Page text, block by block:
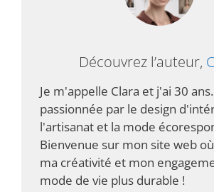
Découvrez l’auteur,
Je m'appelle Clara et j'ai 30
passionnée par le design
l'artisanat et la mode
Bienvenue sur mon site web
ma créativité et mon
mode de vie plus durable !